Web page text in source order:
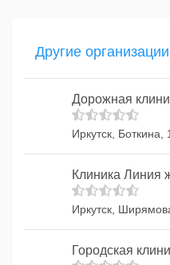
Другие
Дорожная
Иркутск, Боткина,
Клиника Линия
Иркутск,
Городская